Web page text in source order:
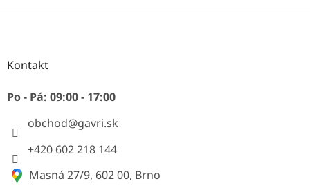
Z
Kontakt
Po - Pá: 09:00 - 17:00
obchod@gavri.sk
+420 602 218 144
Masná 27/9, 602 00, Brno